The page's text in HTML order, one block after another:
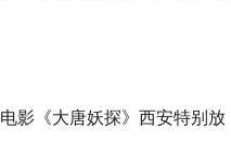
电影《大唐妖探》西安特别放